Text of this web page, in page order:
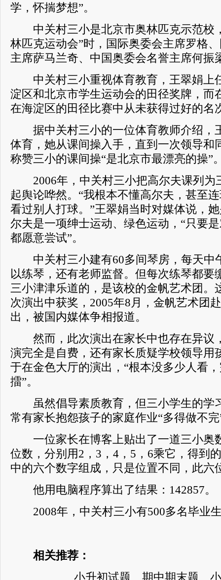
学，怀揣梦想”。
中关村三小是北京市奥林匹克示范校
林匹克运动会”时，国际奥委会主席罗格
主席萨马兰奇、中国奥委会名誉主席何振
中关村三小重视体育教育，王翠娟上
淀区和北京市学生运动会的田径奖牌，而
在海淀区的田径比赛中从未获得过好的名
据中关村三小的一位体育教师介绍，
体育，她从课间操入手，直到一次领导和
称赞三小的课间操“是北京市最漂亮的操”
2006年，中关村三小把高尔夫课列为
起舆论哗然。“我根本不懂高尔夫，甚至
看过别人打球。”王翠娟当时对媒体说，
尔夫是一项绅士运动、绿色运动，“只要
都愿意尝试”。
中关村三小建有60多间琴房，每天中
以练琴，还有老师监督。但每次练琴都要
三小津津乐道的，是该校的金帆艺术团。
次演出中获奖，2005年8月，金帆艺术团
出，被国内媒体争相报道。
然而，此次演出在家长中也存在异议
演完全是自费，还有家长质疑学校领导用
于在金色大厅的演出，“根本没多少人看
擂”。
虽然倡导素质教育，但三小学生的学
常有家长抱怨孩子的家庭作业“多得做不完
一位家长在博客上贴出了一道三小奥
位数，分别用2，3，4，5，6乘它，得到
中的六个数字组成，只是位置不同，此六
他用电脑程序算出了结果：142857。
2008年，中关村三小有500多名毕业
相关推荐：
小升初试题、期中期末题、